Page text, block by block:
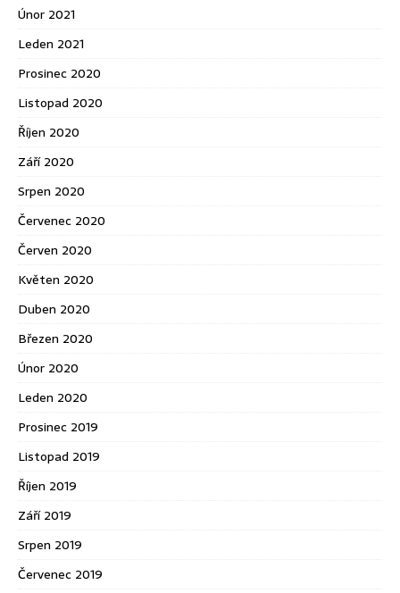
Únor 2021
Leden 2021
Prosinec 2020
Listopad 2020
Říjen 2020
Září 2020
Srpen 2020
Červenec 2020
Červen 2020
Květen 2020
Duben 2020
Březen 2020
Únor 2020
Leden 2020
Prosinec 2019
Listopad 2019
Říjen 2019
Září 2019
Srpen 2019
Červenec 2019